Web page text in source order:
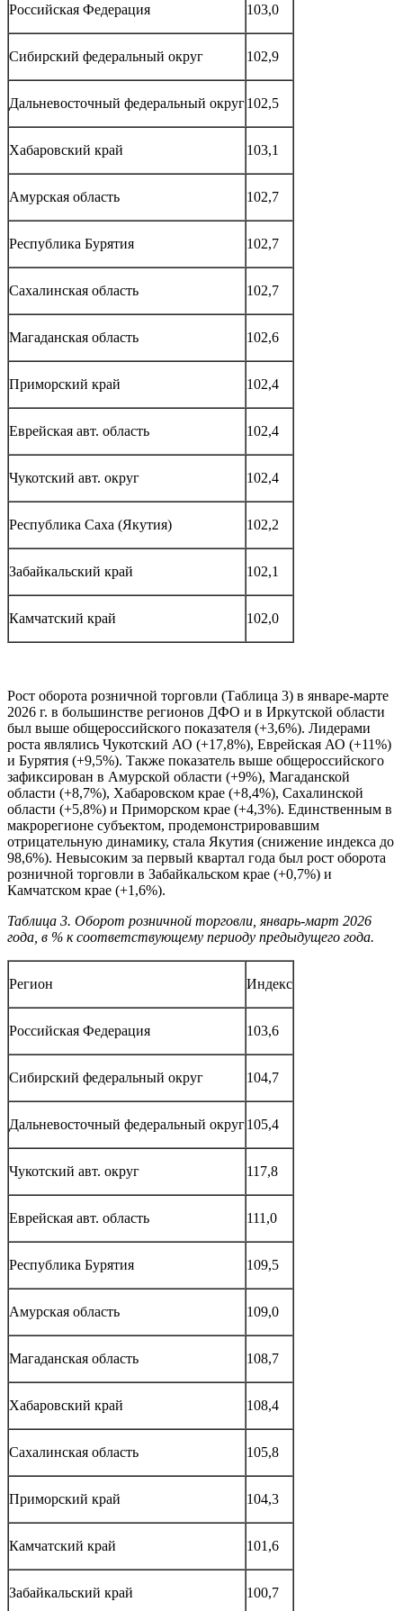
Российская Федерация 103,0
Сибирский федеральный округ 102,9
Дальневосточный федеральный округ102,5
Хабаровский край 103,1
Амурская область 102,7
Республика Бурятия 102,7
Сахалинская область 102,7
Магаданская область 102,6
Приморский край 102,4
Еврейская авт. область 102,4
Чукотский авт. округ 102,4
Республика Саха (Якутия) 102,2
Забайкальский край 102,1
Камчатский край 102,0
Рост оборота розничной торговли (Таблица 3) в январе-марте
2026 г. в большинстве регионов ДФО и в Иркутской области
был выше общероссийского показателя (+3,6%). Лидерами
роста являлись Чукотский АО (+17,8%), Еврейская АО (+11%)
и Бурятия (+9,5%). Также показатель выше общероссийского
зафиксирован в Амурской области (+9%), Магаданской
области (+8,7%), Хабаровском крае (+8,4%), Сахалинской
области (+5,8%) и Приморском крае (+4,3%). Единственным в
макрорегионе субъектом, продемонстрировавшим
отрицательную динамику, стала Якутия (снижение индекса до
98,6%). Невысоким за первый квартал года был рост оборота
розничной торговли в Забайкальском крае (+0,7%) и
Камчатском крае (+1,6%).
Таблица 3. Оборот розничной торговли, январь-март 2026
года, в % к соответствующему периоду предыдущего года.
Регион Индекс
Российская Федерация 103,6
Сибирский федеральный округ 104,7
Дальневосточный федеральный округ105,4
Чукотский авт. округ 117,8
Еврейская авт. область 111,0
Республика Бурятия 109,5
Амурская область 109,0
Магаданская область 108,7
Хабаровский край 108,4
Сахалинская область 105,8
Приморский край 104,3
Камчатский край 101,6
Забайкальский край 100,7